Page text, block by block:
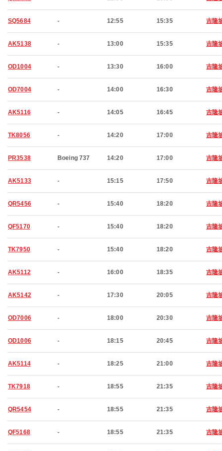
SQ5684 - 12:55 15:35 吉隆
AK5138 - 13:00 15:35 吉隆
OD1004 - 13:30 16:00 吉隆
OD7004 - 14:00 16:30 吉隆
AK5116 - 14:05 16:45 吉隆
TK8056 - 14:20 17:00 吉隆
PR3538 Boeing 737 14:20 17:00 吉隆
AK5133 - 15:15 17:50 吉隆
QR5456 - 15:40 18:20 吉隆
QF5170 - 15:40 18:20 吉隆
TK7950 - 15:40 18:20 吉隆
AK5112 - 16:00 18:35 吉隆
AK5142 - 17:30 20:05 吉隆
OD7006 - 18:00 20:30 吉隆
OD1006 - 18:15 20:45 吉隆
AK5114 - 18:25 21:00 吉隆
TK7918 - 18:55 21:35 吉隆
QR5454 - 18:55 21:35 吉隆
QF5168 - 18:55 21:35 吉隆